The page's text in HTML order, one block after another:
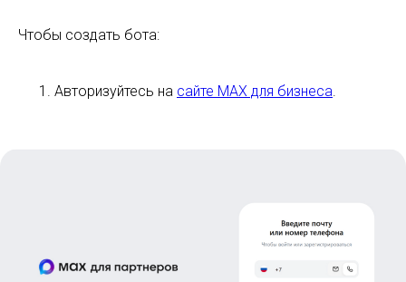
Чтобы создать бота:
Авторизуйтесь на сайте MAX для бизнеса